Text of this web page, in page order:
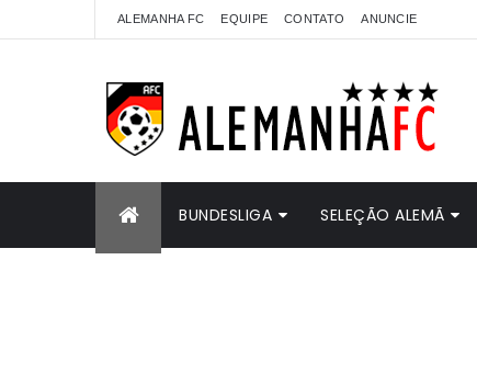
ALEMANHA FC EQUIPE CONTATO ANUNCIE
BUNDESLIGA SELEÇÃO ALEMÃ